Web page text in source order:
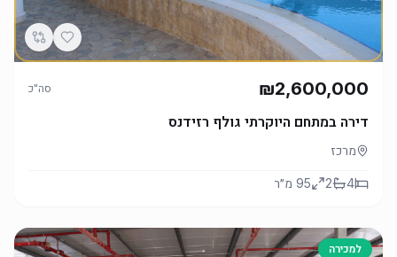
₪2,600,000 סה"כ
דירה במתחם היוקרתי גולף רזידנס
מרכז
4
2
95 מ״ר
למכירה